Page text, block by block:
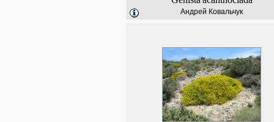
Андрей Ковальчук